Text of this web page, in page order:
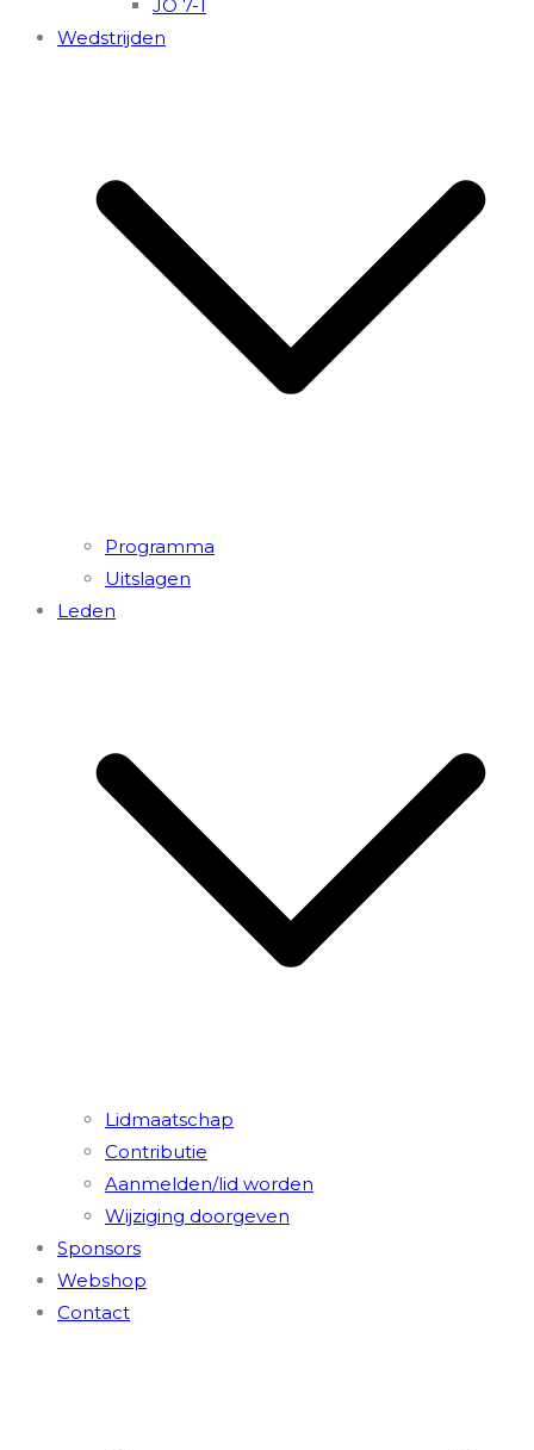
JO 7-1
Wedstrijden
Programma
Uitslagen
Leden
Lidmaatschap
Contributie
Aanmelden/lid worden
Wijziging doorgeven
Sponsors
Webshop
Contact